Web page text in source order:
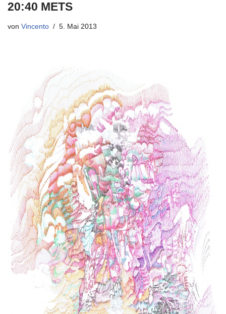
20:40 METS
von Vincento 5. Mai 2013